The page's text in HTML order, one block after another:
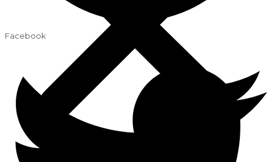
Facebook